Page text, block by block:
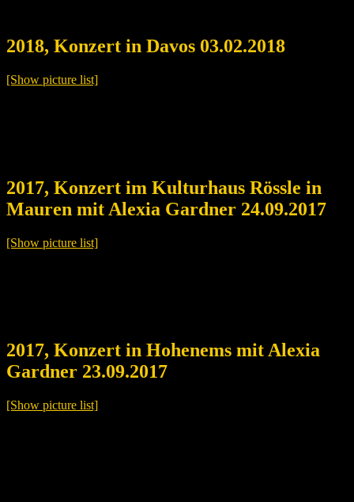
2018, Konzert in Davos 03.02.2018
[Show picture list]
2017, Konzert im Kulturhaus Rössle in
Mauren mit Alexia Gardner 24.09.2017
[Show picture list]
2017, Konzert in Hohenems mit Alexia
Gardner 23.09.2017
[Show picture list]